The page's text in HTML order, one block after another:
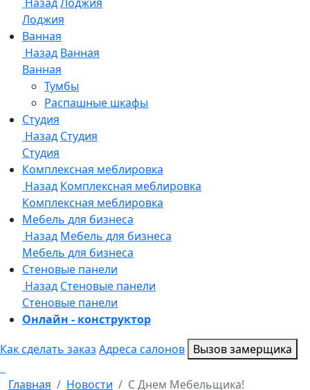
Онлайн - конструктор
Как сделать заказ Адреса салонов Вызов замерщика
Главная Новости С Днем Мебельщика!